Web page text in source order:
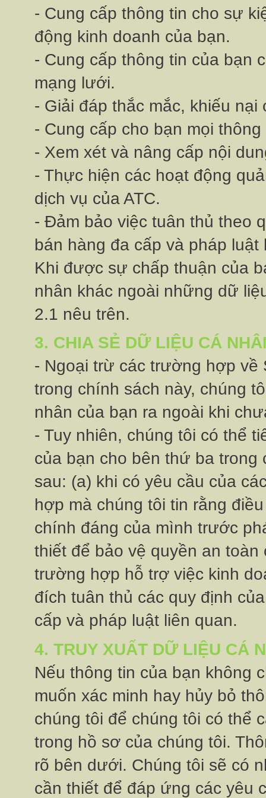
- Cung cấp thông tin cho sự
động kinh doanh của bạn.
- Cung cấp thông tin của bạn
mạng lưới.
- Giải đáp thắc mắc, khiếu nại
- Cung cấp cho bạn mọi
- Xem xét và nâng cấp nội
- Thực hiện các hoạt động
dịch vụ của ATC.
- Đảm bảo việc tuân thủ theo
bán hàng đa cấp và pháp luật
Khi được sự chấp thuận của
nhân khác ngoài những dữ
2.1 nêu trên.
3. CHIA SẺ DỮ LIỆU CÁ
- Ngoại trừ các trường hợp
trong chính sách này, chúng
nhân của bạn ra ngoài khi
- Tuy nhiên, chúng tôi có thể
của bạn cho bên thứ ba
sau: (a) khi có yêu cầu của
hợp mà chúng tôi tin rằng
chính đáng của mình trước
thiết để bảo vệ quyền an
trường hợp hỗ trợ việc kinh
đích tuân thủ các quy định
cấp và pháp luật liên quan.
4. TRUY XUẤT DỮ LIỆU CÁ
Nếu thông tin của bạn không
muốn xác minh hay hủy bỏ
chúng tôi để chúng tôi có thể
trong hồ sơ của chúng tôi.
rõ bên dưới. Chúng tôi sẽ có
cần thiết để đáp ứng các yêu